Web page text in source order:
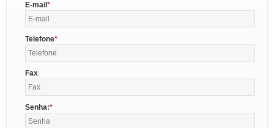
E-mail
Telefone
Fax
Senha: